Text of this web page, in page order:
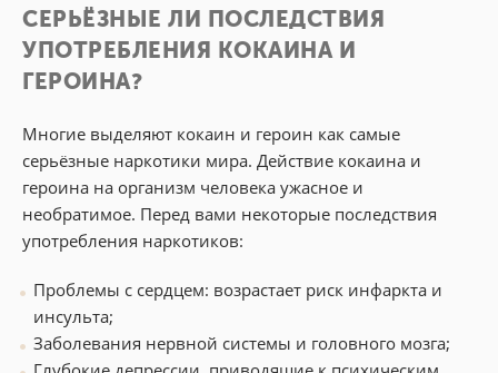
СЕРЬЁЗНЫЕ ЛИ ПОСЛЕДСТВИЯ
УПОТРЕБЛЕНИЯ КОКАИНА И
ГЕРОИНА?
Многие выделяют кокаин и героин как самые
серьёзные наркотики мира. Действие кокаина и
героина на организм человека ужасное и
необратимое. Перед вами некоторые последствия
употребления наркотиков:
Проблемы с сердцем: возрастает риск инфаркта и
инсульта;
Заболевания нервной системы и головного мозга;